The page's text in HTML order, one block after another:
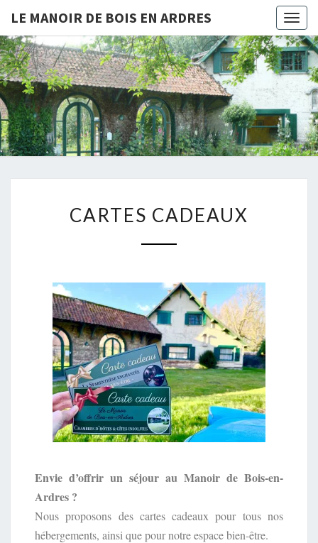
LE MANOIR DE BOIS EN ARDRES
LE
MANOIR
DE BOIS
ARDRES
Chambres
D'hôtes
Et Gîtes
À Bois-
En-
Ardres
CARTES CADEAUX
Envie d’offrir un séjour au Manoir de Bois-en-
Ardres ?
Nous proposons des cartes cadeaux pour tous nos
hébergements, ainsi que pour notre espace bien-être.